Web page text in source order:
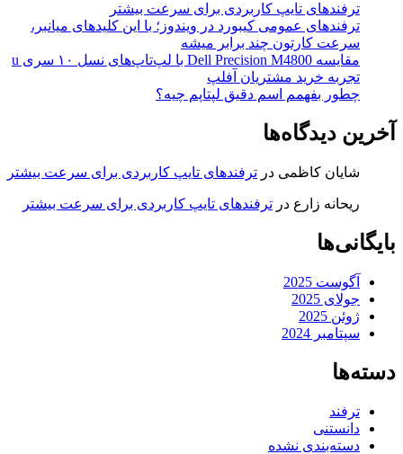
ترفندهای تایپ کاربردی برای سرعت بیشتر
ترفندهای عمومی کیبورد در ویندوز؛ با این کلیدهای میانبر،
سرعت کارتون چند برابر میشه
مقایسه Dell Precision M4800 با لپ‌تاپ‌های نسل ۱۰ سری u
تجربه خرید مشتریان آفلپ
چطور بفهمم اسم دقیق لپتاپم چیه؟
آخرین دیدگاه‌ها
شایان کاظمی در ترفندهای تایپ کاربردی برای سرعت بیشتر
ریحانه زارع در ترفندهای تایپ کاربردی برای سرعت بیشتر
بایگانی‌ها
آگوست 2025
جولای 2025
ژوئن 2025
سپتامبر 2024
دسته‌ها
ترفند
دانستنی
دسته‌بندی نشده